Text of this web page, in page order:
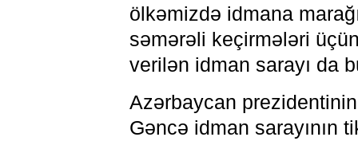
ölkəmizdə idmana
səmərəli keçirmələri
verilən idman sarayı da
Azərbaycan
Gəncə idman sarayının